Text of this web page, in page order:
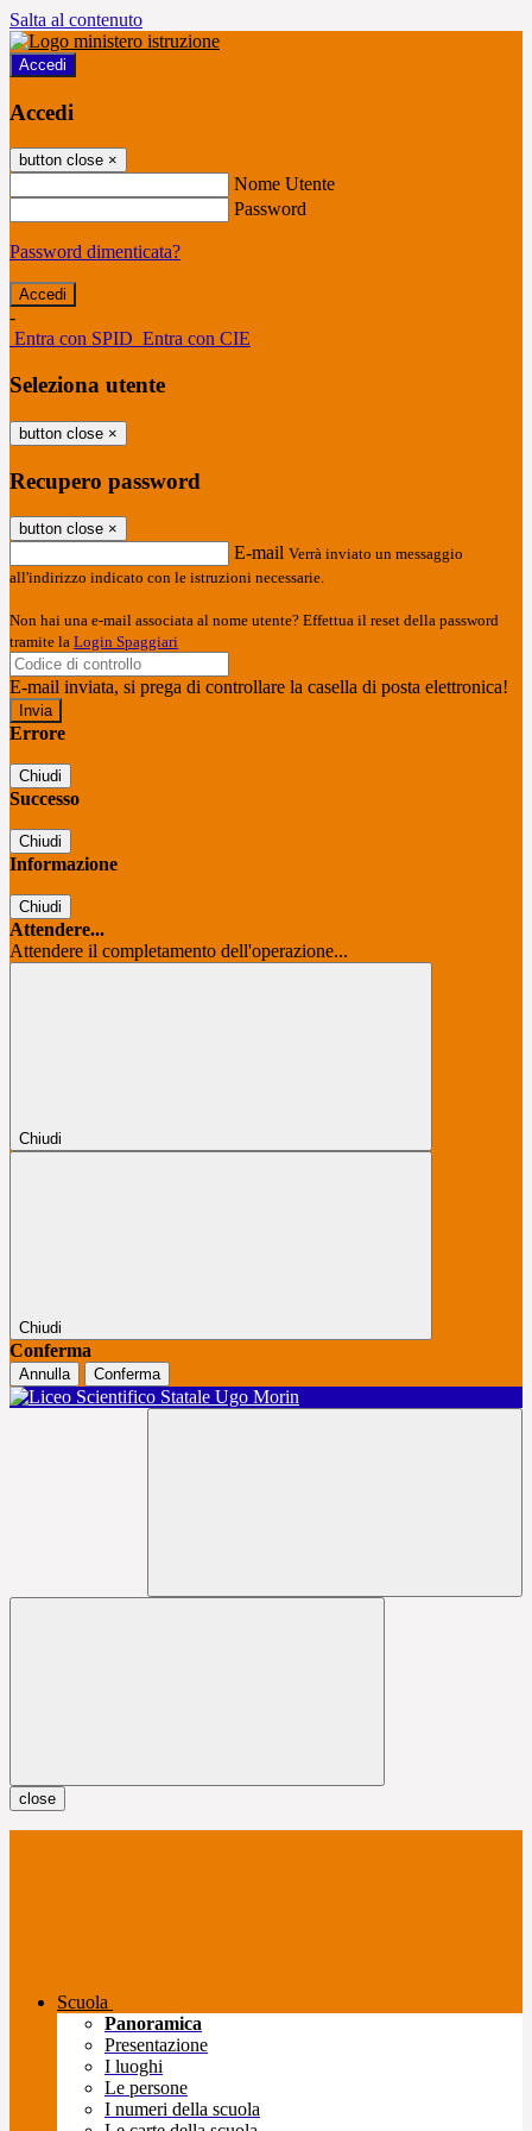
Salta al contenuto
Accedi
Accedi
button close ×
Nome Utente
Password
Password dimenticata?
-
Entra con SPID Entra con CIE
Seleziona utente
button close ×
Recupero password
button close ×
E-mail Verrà inviato un messaggio
all'indirizzo indicato con le istruzioni necessarie.
Non hai una e-mail associata al nome utente? Effettua il reset della password
tramite la Login Spaggiari
E-mail inviata, si prega di controllare la casella di posta elettronica!
Errore
Chiudi
Successo
Chiudi
Informazione
Chiudi
Attendere...
Attendere il completamento dell'operazione...
Chiudi
Chiudi
Conferma
Annulla Conferma
close
Scuola
Panoramica
Presentazione
I luoghi
Le persone
I numeri della scuola